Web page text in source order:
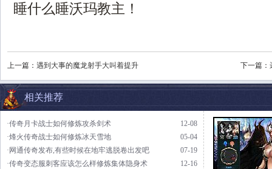
睡什么睡沃玛教主！
上一篇： 遇到大事的魔龙射手大叫着提升 下一篇：
相关推荐
12-08
·传奇月卡战士如何修炼攻杀剑术
05-04
·烽火传奇战士如何修炼冰天雪地
07-19
·网通传奇发布,有些时候在地牢逃脱卷出发吧
12-16
·传奇变态服刺客应该怎么样修炼集体隐身术